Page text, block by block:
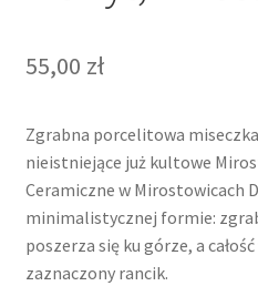
55,00 zł
Zgrabna porcelitowa
nieistniejące już kultowe
Ceramiczne w Mirostowicach
minimalistycznej formie:
poszerza się ku górze, a
zaznaczony rancik.